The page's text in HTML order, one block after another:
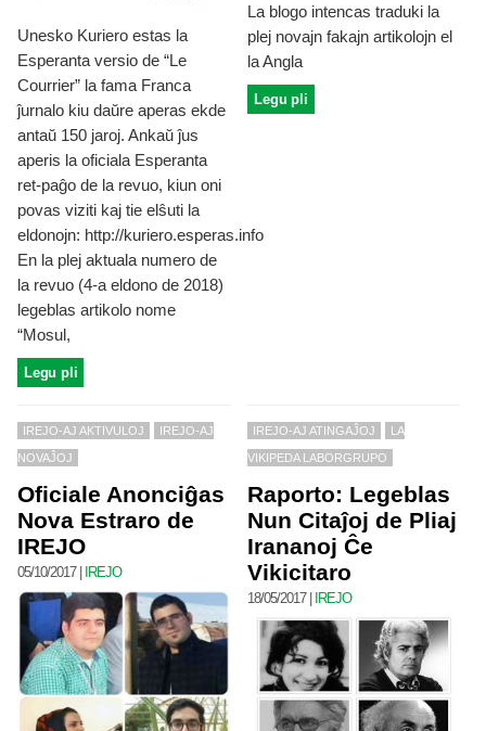
Unesko Kuriero estas la
Esperanta versio de “Le
Courrier” la fama Franca
ĵurnalo kiu daŭre aperas ekde
antaŭ 150 jaroj. Ankaŭ ĵus
aperis la oficiala Esperanta
ret-paĝo de la revuo, kiun oni
povas viziti kaj tie elŝuti la
eldonojn: http://kuriero.esperas.info
En la plej aktuala numero de
la revuo (4-a eldono de 2018)
legeblas artikolo nome
“Mosul,
Legu pli
La blogo intencas traduki la
plej novajn fakajn artikolojn el
la Angla
Legu pli
IREJO-AJ AKTIVULOJ IREJO-AJ
NOVAĴOJ
Oficiale Anonciĝas
Nova Estraro de
IREJO
05/10/2017| IREJO
IREJO-AJ ATINGAĴOJ LA
VIKIPEDA LABORGRUPO
Raporto: Legeblas
Nun Citaĵoj de Pliaj
Irananoj Ĉe
Vikicitaro
18/05/2017| IREJO